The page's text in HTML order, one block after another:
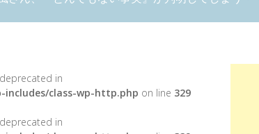
in
class-wp-http.php on line 329
in